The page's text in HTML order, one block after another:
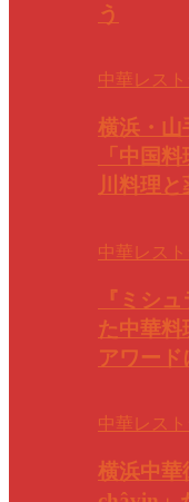
う
中華レス
横浜・山
「中国
川料理
中華レス
『ミシ
た中華料
アワー
中華レス
横浜中華